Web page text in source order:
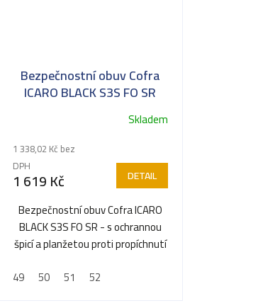
48
Bezpečnostní obuv Cofra
ICARO BLACK S3S FO SR
Skladem
1 338,02 Kč bez
DPH
1 619 Kč DETAIL
Bezpečnostní obuv Cofra ICARO
BLACK S3S FO SR - s ochrannou
špicí a planžetou proti propíchnutí
49
50 51 52